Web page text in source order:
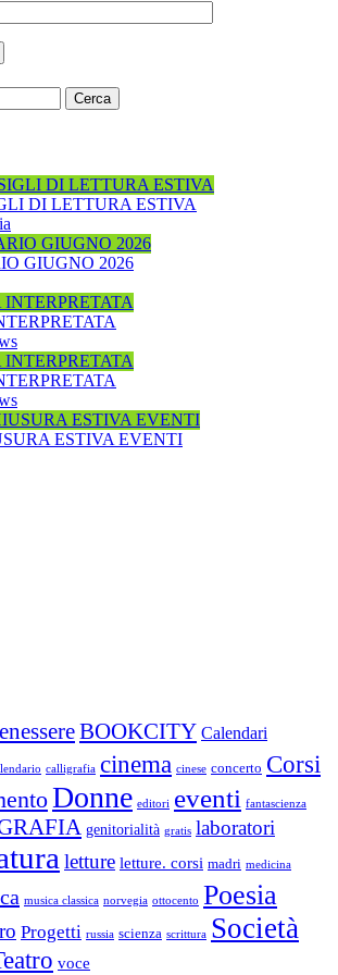
DI LETTURA ESTIVA
GIUGNO 2026
ESTIVA EVENTI
BOOKCITY Calendari
calligrafia cinema cinese concerto Corsi
Donne editori eventi fantascienza
genitorialità gratis laboratori
letture letture. corsi madri medicina
musica classica norvegia ottocento Poesia
Progetti russia scienza scrittura Società
voce